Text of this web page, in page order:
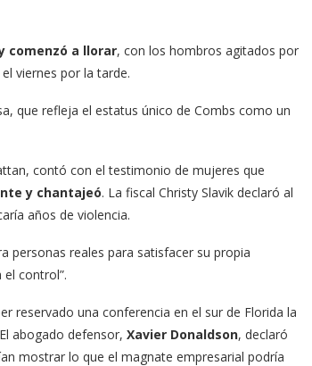
comenzó a llorar, con los hombros agitados por
viernes por la tarde.
que refleja el estatus único de Combs como un
contó con el testimonio de mujeres que
y chantajeó. La fiscal Christy Slavik declaró al
años de violencia.
personas reales para satisfacer su propia
control”.
reservado una conferencia en el sur de Florida la
abogado defensor, Xavier Donaldson, declaró
mostrar lo que el magnate empresarial podría